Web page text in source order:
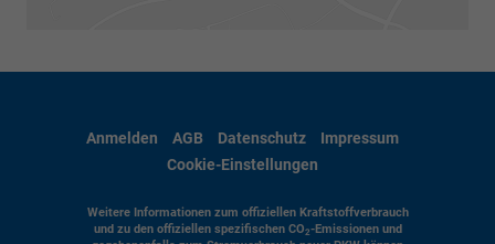
Anmelden AGB Datenschutz
Impressum
Cookie-Einstellungen
Weitere Informationen zum offiziellen Kraftstoffverbrauch
und zu den offiziellen spezifischen CO2-Emissionen und